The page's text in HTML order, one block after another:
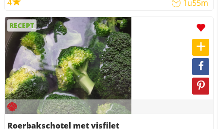
4 1u55m
RECEPT
Roerbakschotel met visfilet